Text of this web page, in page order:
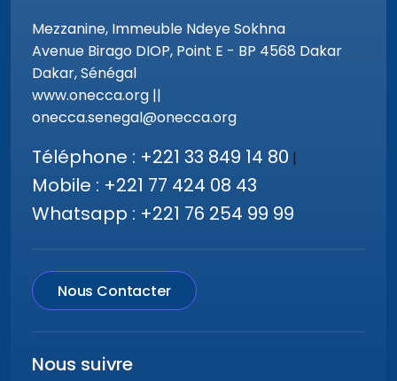
Mezzanine, Immeuble Ndeye Sokhna
Avenue Birago DIOP, Point E - BP 4568 Dakar
Dakar, Sénégal
www.onecca.org ||
onecca.senegal@onecca.org
Téléphone : +221 33 849 14 80 |
Mobile : +221 77 424 08 43
Whatsapp : +221 76 254 99 99
Nous Contacter
Nous suivre